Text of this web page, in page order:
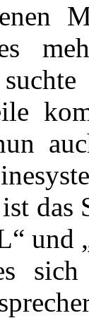
das
und